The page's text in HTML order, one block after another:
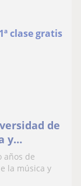
1ª clase gratis
de
y
años de
la música y